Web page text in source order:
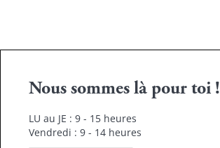
Nous sommes là pour toi !
LU au JE : 9 - 15 heures
Vendredi : 9 - 14 heures